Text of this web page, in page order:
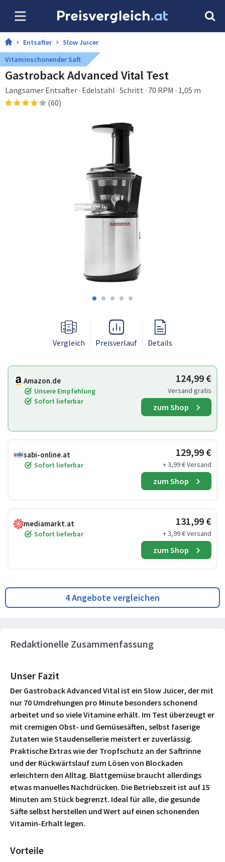
Entsafter
Slow Juicer
Vitaminschonender Saft
Gastroback Advanced Vital Test
Langsamer Entsafter · Edelstahl · Schritt · 70 RPM · 1,05 m
(60)
Vergleich Preisverlauf Details
Amazon.de
Unsere Empfehlung
Sofort lieferbar
124,99 €
Versand gratis
zum Shop
sabi-online.at
Sofort lieferbar
129,99 €
+ 3,99 € Versand
zum Shop
mediamarkt.at
Sofort lieferbar
131,99 €
+ 3,99 € Versand
zum Shop
4 Angebote vergleichen
Redaktionelle Zusammenfassung
Unser Fazit
Der Gastroback Advanced Vital ist ein Slow Juicer, der mit
nur 70 Umdrehungen pro Minute besonders schonend
arbeitet und so viele Vitamine erhält. Im Test überzeugt er
mit cremigen Obst- und Gemüsesäften, selbst faserige
Zutaten wie Staudensellerie meistert er zuverlässig.
Praktische Extras wie der Tropfschutz an der Saftrinne
und der Rückwärtslauf zum Lösen von Blockaden
erleichtern den Alltag. Blattgemüse braucht allerdings
etwas manuelles Nachdrücken. Die Betriebszeit ist auf 15
Minuten am Stück begrenzt. Ideal für alle, die gesunde
Säfte selbst herstellen und Wert auf einen schonenden
Vitamin-Erhalt legen.
Vorteile